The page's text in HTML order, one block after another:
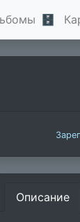
🗄
Описание